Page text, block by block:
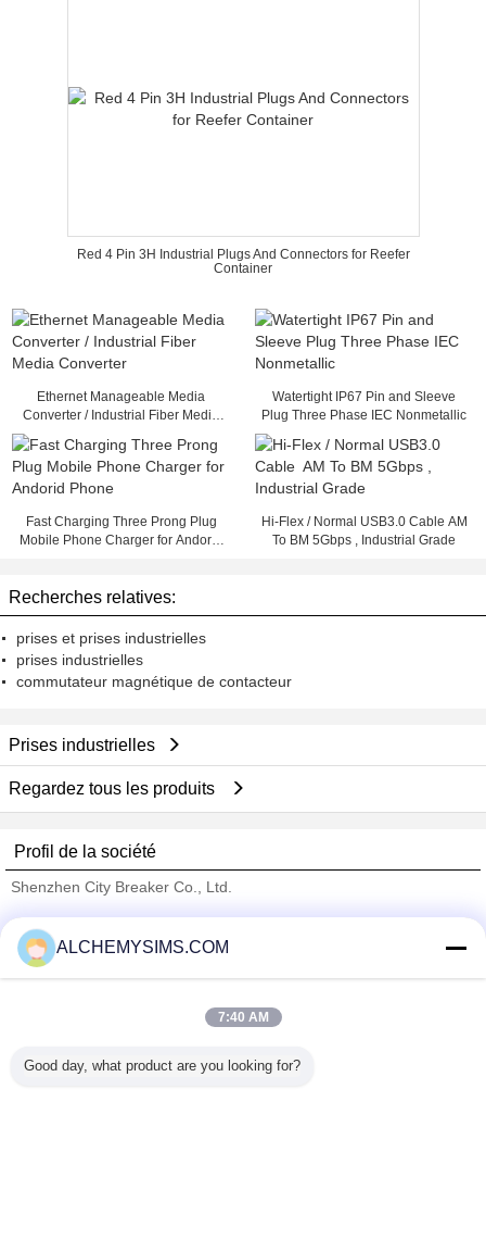
Red 4 Pin 3H Industrial Plugs And Connectors for Reefer
Container
Ethernet Manageable Media
Converter / Industrial Fiber Media
Watertight IP67 Pin and Sleeve
Plug Three Phase IEC Nonmetallic
Fast Charging Three Prong Plug
Mobile Phone Charger for Andorid
Hi-Flex / Normal USB3.0 Cable AM
To BM 5Gbps , Industrial Grade
Recherches relatives:
prises et prises industrielles
prises industrielles
commutateur magnétique de contacteur
Prises industrielles
Regardez tous les produits
Profil de la société
Shenzhen City Breaker Co., Ltd.
Trust Seal
Verified Suplier
Tous les produits
ALCHEMYSIMS.COM
7:40 AM
Good day, what product are you looking for?